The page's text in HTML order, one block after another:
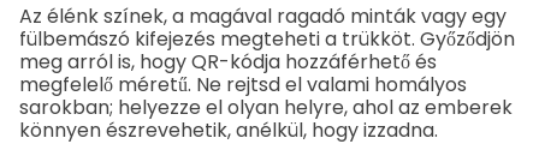
Az élénk színek, a magával ragadó minták vagy egy
fülbemászó kifejezés megteheti a trükköt. Győződjön
meg arról is, hogy QR-kódja hozzáférhető és
megfelelő méretű. Ne rejtsd el valami homályos
sarokban; helyezze el olyan helyre, ahol az emberek
könnyen észrevehetik, anélkül, hogy izzadna.